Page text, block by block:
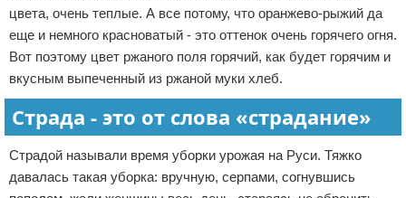
цвета, очень теплые. А все потому, что оранжево-рыжий да
еще и немного красноватый - это оттенок очень горячего огня.
Вот поэтому цвет ржаного поля горячий, как будет горячим и
вкусным выпеченный из ржаной муки хлеб.
Страда - это от слова «страдание»
Страдой называли время уборки урожая на Руси. Тяжко
давалась такая уборка: вручную, серпами, согнувшись